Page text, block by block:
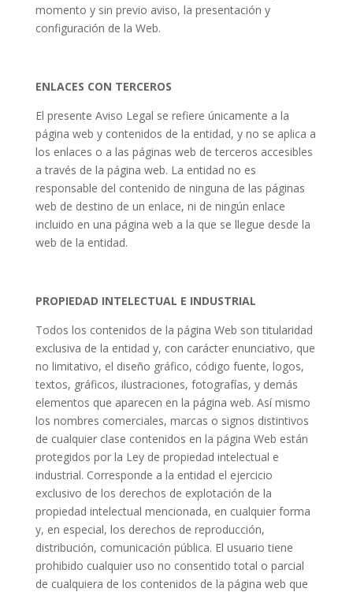
momento y sin previo aviso, la presentación y
configuración de la Web.
ENLACES CON TERCEROS
El presente Aviso Legal se refiere únicamente a la
página web y contenidos de la entidad, y no se aplica a
los enlaces o a las páginas web de terceros accesibles
a través de la página web. La entidad no es
responsable del contenido de ninguna de las páginas
web de destino de un enlace, ni de ningún enlace
incluido en una página web a la que se llegue desde la
web de la entidad.
PROPIEDAD INTELECTUAL E INDUSTRIAL
Todos los contenidos de la página Web son titularidad
exclusiva de la entidad y, con carácter enunciativo, que
no limitativo, el diseño gráfico, código fuente, logos,
textos, gráficos, ilustraciones, fotografías, y demás
elementos que aparecen en la página web. Así mismo
los nombres comerciales, marcas o signos distintivos
de cualquier clase contenidos en la página Web están
protegidos por la Ley de propiedad intelectual e
industrial. Corresponde a la entidad el ejercicio
exclusivo de los derechos de explotación de la
propiedad intelectual mencionada, en cualquier forma
y, en especial, los derechos de reproducción,
distribución, comunicación pública. El usuario tiene
prohibido cualquier uso no consentido total o parcial
de cualquiera de los contenidos de la página web que